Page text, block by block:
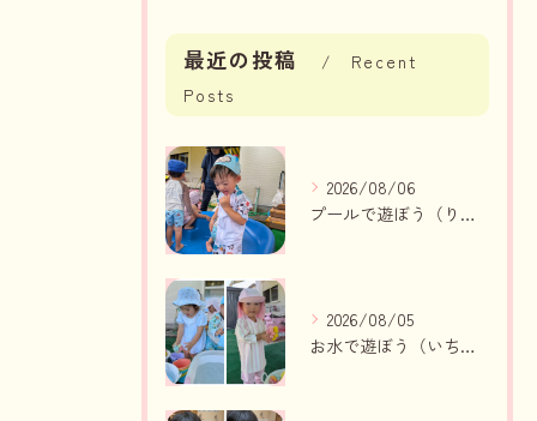
最近の投稿
Recent
Posts
2026/08/06
プールで遊ぼう（りんご組、いちご組）
2026/08/05
お水で遊ぼう（いちご組・りんご組）